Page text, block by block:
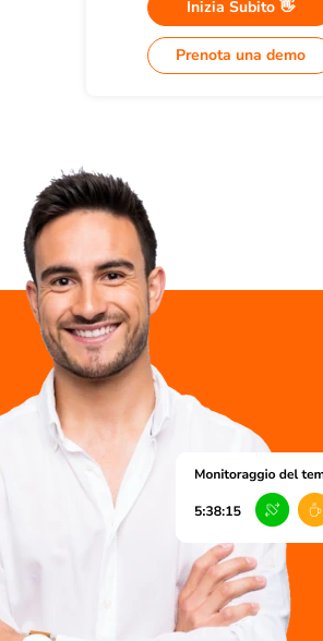
Inizia Subito 👋
Prenota una demo